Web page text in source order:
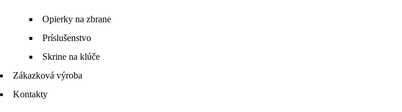
Opierky na zbrane
Príslušenstvo
Skrine na klúče
Zákazková výroba
Kontakty